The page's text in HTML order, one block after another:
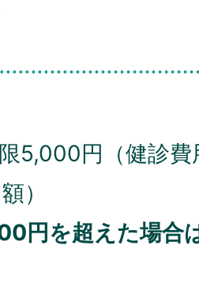
5,000円（健診
）
円を超えた場合